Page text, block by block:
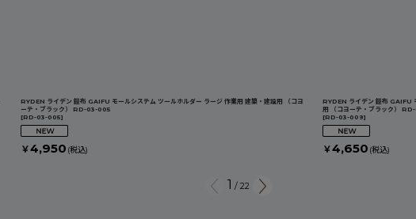
RYDEN ライデン 鎧布 GAIFU モールシステム ツールホルダー ラージ 作業用 建築・建設用 （コヨ
ーテ・ブラック） RD-03-005
[RD-03-005]
￥4,950 (税込)
RYDEN ライデン 鎧布 GAIFU
用 （コヨーテ・ブラック）
[RD-03-009]
￥4,650 (税込)
1 / 22